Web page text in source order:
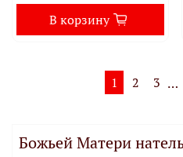
В корзину
1 2 3 …
Божьей Матери